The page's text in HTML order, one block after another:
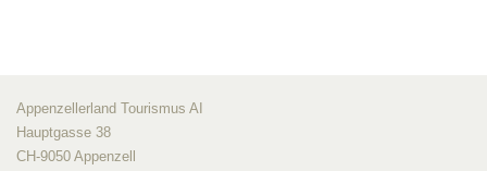
Appenzellerland Tourismus AI
Hauptgasse 38
CH-9050 Appenzell